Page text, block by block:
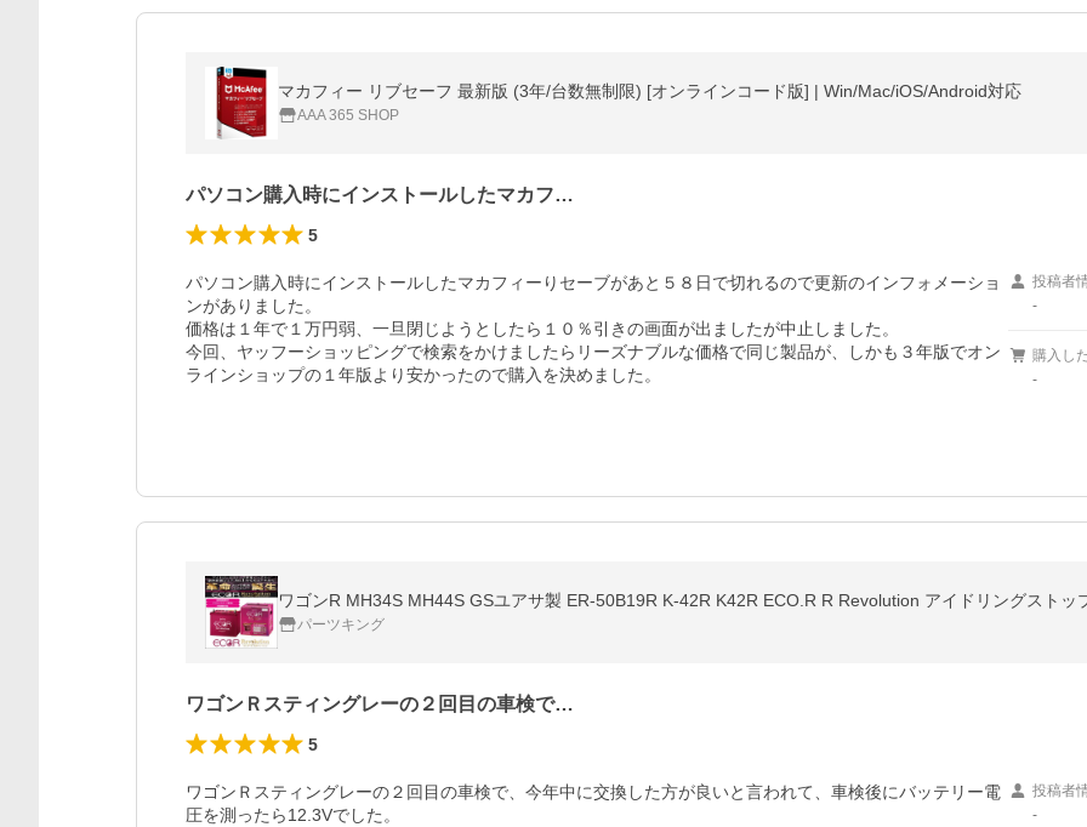
マカフィー リブセーフ 最新版 (3年/台数無制限) [オンラインコード版] | Win/Mac/iOS/Android対応
AAA 365 SHOP
パソコン購入時にインストールしたマカフ…
5
パソコン購入時にインストールしたマカフィーりセーブがあと５８日で切れるので更新のインフォメーショ
ンがありました。
価格は１年で１万円弱、一旦閉じようとしたら１０％引きの画面が出ましたが中止しました。
今回、ヤッフーショッピングで検索をかけましたらリーズナブルな価格で同じ製品が、しかも３年版でオン
投稿者
-
購入し
-
ワゴンR MH34S MH44S GSユアサ製 ER-50B19R K-42R K42R ECO.R R Revolution アイドリングスト
パーツキング
ワゴンＲスティングレーの２回目の車検で…
5
ワゴンＲスティングレーの２回目の車検で、今年中に交換した方が良いと言われて、車検後にバッテリー電
圧を測ったら12.3Vでした。
投稿者
-